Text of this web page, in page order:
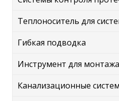
Теплоноситель для
Гибкая подводка
Инструмент для монтажа
Канализационные